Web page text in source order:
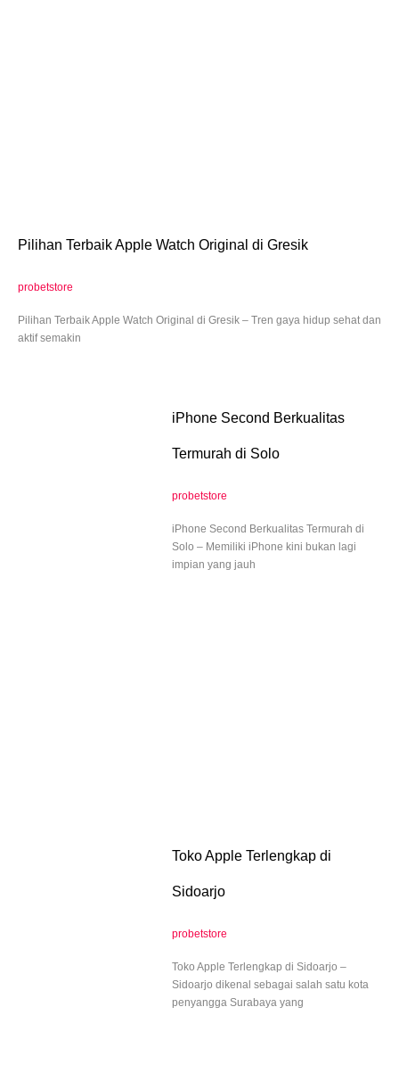
Pilihan Terbaik Apple Watch Original di Gresik
probetstore
Pilihan Terbaik Apple Watch Original di Gresik – Tren gaya hidup sehat dan
aktif semakin
iPhone Second Berkualitas
Termurah di Solo
probetstore
iPhone Second Berkualitas Termurah di
Solo – Memiliki iPhone kini bukan lagi
impian yang jauh
Toko Apple Terlengkap di
Sidoarjo
probetstore
Toko Apple Terlengkap di Sidoarjo –
Sidoarjo dikenal sebagai salah satu kota
penyangga Surabaya yang